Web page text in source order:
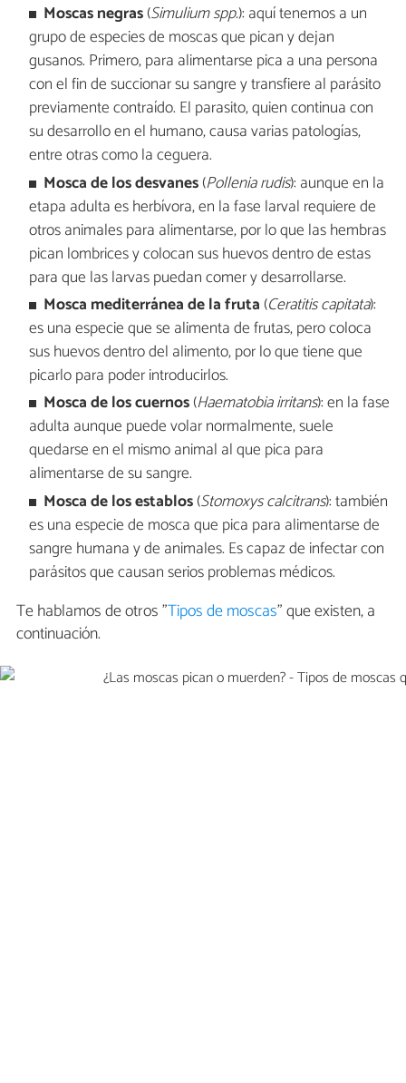
Moscas negras(Simuliumspp.): aquí tenemos a un
grupo de especies de moscas que pican y dejan
gusanos. Primero, para alimentarse pica a una persona
con el fin de succionar su sangre y transfiere al parásito
previamente contraído. El parasito, quien continua con
su desarrollo en el humano, causa varias patologías,
entre otras como la ceguera.
Mosca de los desvanes(Pollenia rudis): aunque en la
etapa adulta es herbívora, en la fase larval requiere de
otros animales para alimentarse, por lo que las hembras
pican lombrices y colocan sus huevos dentro de estas
para que las larvas puedan comer y desarrollarse.
Mosca mediterránea de la fruta (Ceratitis capitata):
es una especie que se alimenta de frutas, pero coloca
sus huevos dentro del alimento, por lo que tiene que
picarlo para poder introducirlos.
Mosca de los cuernos(Haematobia irritans): en la fase
adulta aunque puede volar normalmente, suele
quedarse en el mismo animal al que pica para
alimentarse de su sangre.
Mosca de los establos(Stomoxys calcitrans): también
es una especie de mosca que pica para alimentarse de
sangre humana y de animales. Es capaz de infectar con
parásitos que causan serios problemas médicos.
Te hablamos de otros "Tipos de moscas" que existen, a
continuación.